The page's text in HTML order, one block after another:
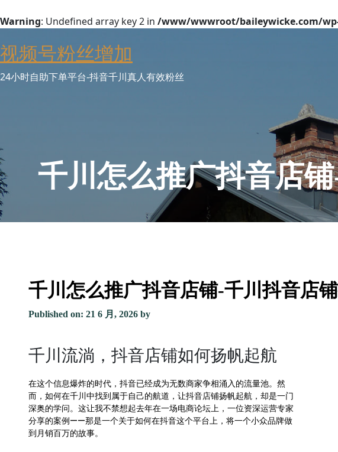
Warning: Undefined array key 2 in /www/wwwroot/baileywicke.com/
to
content
视频号粉丝增加
24小时自助下单平台-抖音千川真人有效粉丝
千川怎么推广抖音店
千川怎么推广抖音店铺-千川抖音店
Published on: 21 6 月, 2026 by
千川流淌，抖音店铺如何扬帆起航
在这个信息爆炸的时代，抖音已经成为无数商家争相涌入的流量池。然
而，如何在千川中找到属于自己的航道，让抖音店铺扬帆起航，却是一门
深奥的学问。这让我不禁想起去年在一场电商论坛上，一位资深运营专家
分享的案例——那是一个关于如何在抖音这个平台上，将一个小众品牌做
到月销百万的故事。